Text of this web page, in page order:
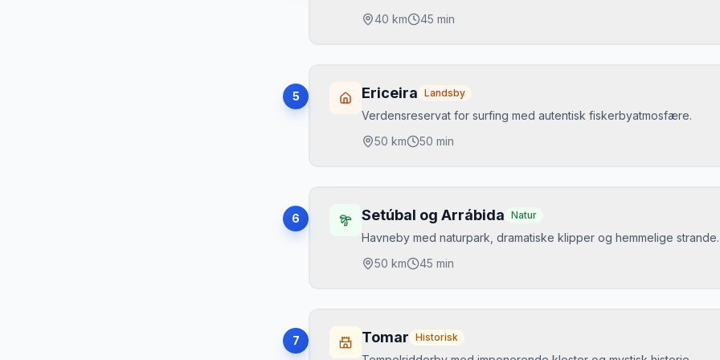
Boghandel i kirke
Parkering
Gratis parkering uden for murene
40 km 45 min
•
Enormt palads
Bibliotek med 36.000 bøger
Basílica
Parkering
Gratis parkering ved paladset
5 Ericeira Landsby
Verdensreservat for surfing med autentisk fiskerbyatmosfære.
50 km 50 min
•
Surfing
Frisk fisk
Hvide huse
Parkering
6 Setúbal og Arrábida Natur
Havneby med naturpark, dramatiske klipper og hemmelige strande.
50 km 45 min
• Serra da Arrábida
Praia de Galapinhos
7 Tomar Historisk